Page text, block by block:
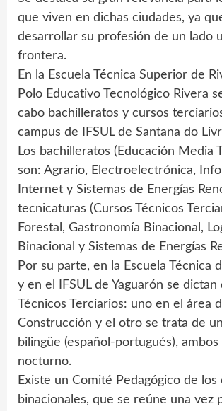
que viven en dichas ciudades, ya
desarrollar su profesión de un lado
frontera.
En la Escuela Técnica Superior de
Polo Educativo Tecnológico Rivera
cabo bachilleratos y cursos
campus de IFSUL de Santana do
Los bachilleratos (Educación Media
son: Agrario, Electroelectrónica,
Internet y Sistemas de Energías
tecnicaturas (Cursos Técnicos
Forestal, Gastronomía Binacional,
Binacional y Sistemas de Energías
Por su parte, en la Escuela Técnica
y en el IFSUL de Yaguarón se dictan
Técnicos Terciarios: uno en el área
Construcción y el otro se trata de
bilingüe (español-portugués),
nocturno.
Existe un Comité Pedagógico de los
binacionales, que se reúne una vez